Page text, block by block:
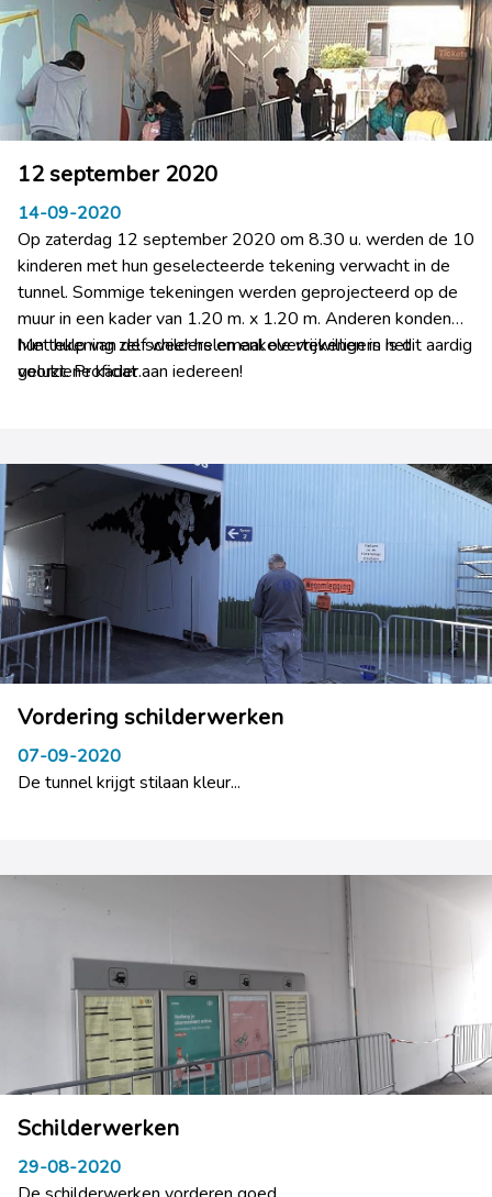
12 september 2020
14-09-2020
Op zaterdag 12 september 2020 om 8.30 u. werden de 10
kinderen met hun geselecteerde tekening verwacht in de
tunnel. Sommige tekeningen werden geprojecteerd op de
muur in een kader van 1.20 m. x 1.20 m. Anderen konden
hun tekening zelf weer helemaal overtekenen in het
voorziene kader.
Met hulp van de schilders en enkele vrijwilligers is dit aardig
gelukt. Proficiat aan iedereen!
Vordering schilderwerken
07-09-2020
De tunnel krijgt stilaan kleur...
Schilderwerken
29-08-2020